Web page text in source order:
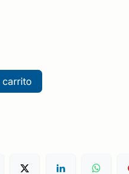
carrito